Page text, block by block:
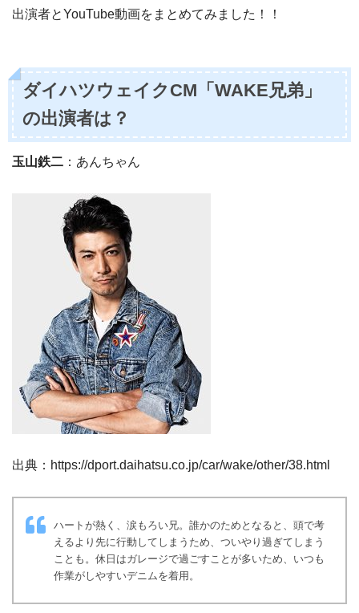
出演者とYouTube動画をまとめてみました！！
ダイハツウェイクCM「WAKE兄弟」
の出演者は？
玉山鉄二 ：あんちゃん
出典：https://dport.daihatsu.co.jp/car/wake/other/38.html
ハートが熱く、涙もろい兄。誰かのためとなると、頭で考
えるより先に行動してしまうため、ついやり過ぎてしまう
ことも。休日はガレージで過ごすことが多いため、いつも
作業がしやすいデニムを着用。